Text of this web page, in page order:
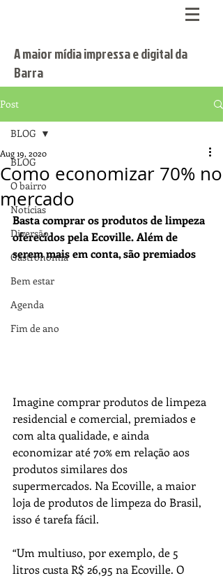
A maior mídia impressa e digital da
Barra
Post
BLOG
O bairro
Notícias
Diversão
Gastronomia
Bem estar
Agenda
Fim de ano
BLOG
Como economizar 70% no
mercado
Aug 19, 2020
Basta comprar os produtos de limpeza
oferecidos pela Ecoville. Além de
serem mais em conta, são premiados
Imagine comprar produtos de limpeza
residencial e comercial, premiados e
com alta qualidade, e ainda
economizar até 70% em relação aos
produtos similares dos
supermercados. Na Ecoville, a maior
loja de produtos de limpeza do Brasil,
isso é tarefa fácil.
“Um multiuso, por exemplo, de 5
litros custa R$ 26,95 na Ecoville. O